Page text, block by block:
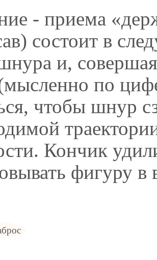
- приема
состоит в
и,
по
чтобы шнур
Кончик
фигуру в